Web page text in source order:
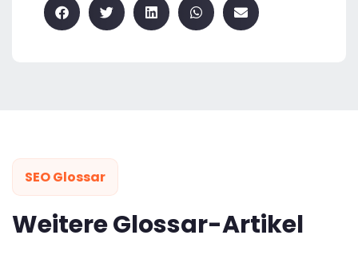
SEO Glossar
Weitere Glossar-Artikel